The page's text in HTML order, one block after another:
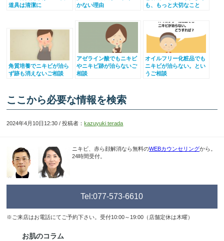
道具は清潔に
かない理由
も、もっと大切なこと
角質培養でニキビが治ら
ず跡も消えないご相談
アゼライン酸でもニキビ
やニキビ跡が治らないご
相談
オイルフリー化粧品でも
ニキビが治らない。とい
うご相談
ここから必要な情報を検索
2024年4月10日12:30 / 投稿者：kazuyuki terada
ニキビ、赤ら顔解消なら無料のWEBカウンセリングから。
24時間受付。
Tel:077-573-6610
※ご来店はお電話にてご予約下さい。受付10:00～19:00（店舗定休は木曜）
お肌のコラム